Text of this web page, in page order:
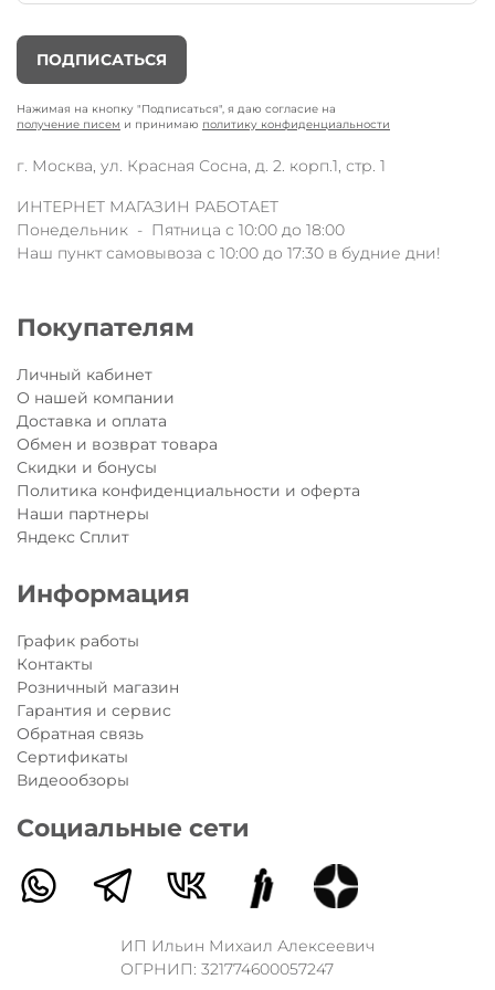
ПОДПИСАТЬСЯ
Нажимая на кнопку "Подписаться", я даю согласие на
получение писем и принимаю политику конфиденциальности
г. Москва, ул. Красная Сосна, д. 2. корп.1, стр. 1
ИНТЕРНЕТ МАГАЗИН РАБОТАЕТ
Понедельник - Пятница с 10:00 до 18:00
Наш пункт самовывоза с 10:00 до 17:30 в будние дни!
Покупателям
Личный кабинет
О нашей компании
Доставка и оплата
Обмен и возврат товара
Скидки и бонусы
Политика конфиденциальности и оферта
Наши партнеры
Яндекс Сплит
Информация
График работы
Контакты
Розничный магазин
Гарантия и сервис
Обратная связь
Сертификаты
Видеообзоры
Социальные сети
ИП Ильин Михаил Алексеевич
ОГРНИП: 321774600057247